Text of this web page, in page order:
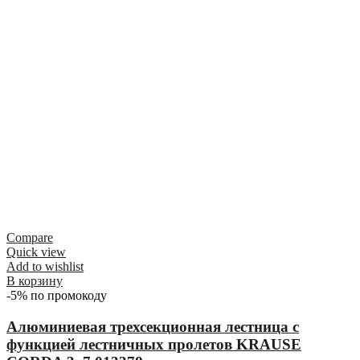
Compare
Quick view
Add to wishlist
В корзину
-5% по промокоду
Алюминиевая трехсекционная лестница с
функцией лестничных пролетов KRAUSE